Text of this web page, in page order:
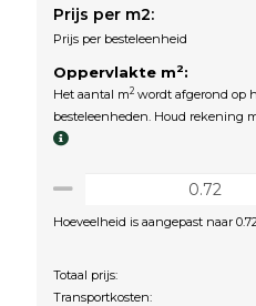
Prijs per m2:
Prijs per besteleenheid
Oppervlakte m2:
Het aantal m2 wordt afgerond op
besteleenheden. Houd rekening
Hoeveelheid is aangepast naar
Totaal prijs:
Transportkosten: